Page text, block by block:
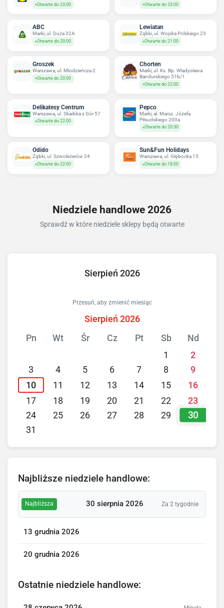
Otwarte do 23:00 Otwarte do 23:00
ABC
Marki, ul. Duża 32A
Otwarte do 20:00
Lewiatan
Ząbki, ul. Wojska Polskiego 23
Otwarte do 21:00
Groszek
Warszawa, ul. Młodzieńcza 2
Otwarte do 20:00
Chorten
Marki, ul. Ks. Bp. Władysława
Bandurskiego 51b/1
Otwarte do 22:00
Delikatesy Centrum
Warszawa, ul. Skarbka z Gór 57
Otwarte do 22:00
Pepco
Marki, al. Marsz. Józefa
Piłsudskiego 200a
Otwarte do 20:30
Odido
Ząbki, ul. Szwoleżerów 24
Otwarte do 22:00
Sun&Fun Holidays
Warszawa, ul. Głębocka 15
Otwarte do 18:00
Niedziele handlowe 2026
Sprawdź w które niedziele sklepy będą otwarte
Sierpień 2026
Przesuń, aby zmienić miesiąc
Sierpień 2026
Pn
Wt Śr Cz Pt Sb
Nd
1
2
3
4 5 6 7 8
9
10
11 12 13 14 15
16
17
18 19 20 21 22
23
24
25 26 27 28 29 30
31
Najbliższe niedziele handlowe:
Najbliższa 30 sierpnia 2026 Za 2 tygodnie
13 grudnia 2026
20 grudnia 2026
Ostatnie niedziele handlowe: